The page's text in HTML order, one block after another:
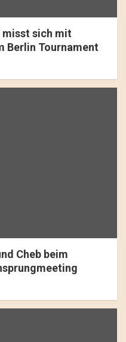
misst sich mit
Berlin Tournament
Cheb beim